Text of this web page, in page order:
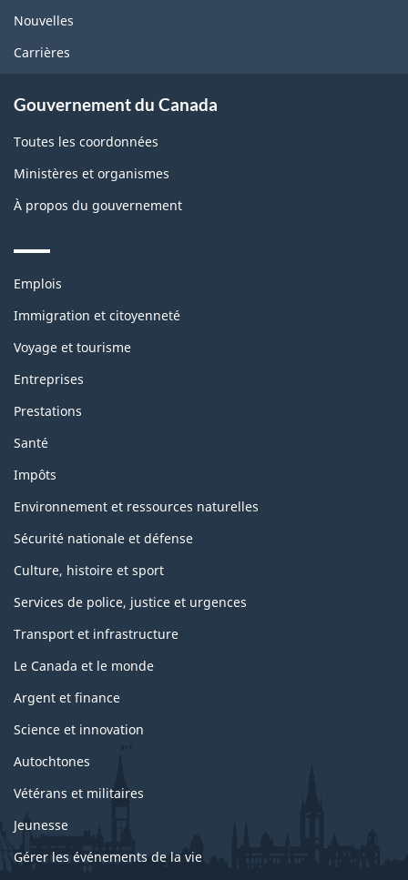
Nouvelles
Carrières
Gouvernement du Canada
Toutes les coordonnées
Ministères et organismes
À propos du gouvernement
Themes
topics
Emplois
Immigration et citoyenneté
Voyage et tourisme
Entreprises
Prestations
Santé
Impôts
Environnement et ressources naturelles
Sécurité nationale et défense
Culture, histoire et sport
Services de police, justice et urgences
Transport et infrastructure
Le Canada et le monde
Argent et finance
Science et innovation
Autochtones
Vétérans et militaires
Jeunesse
Gérer les événements de la vie